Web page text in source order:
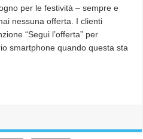
per le festività – sempre e
nessuna offerta. I clienti
“Segui l’offerta” per
smartphone quando questa sta